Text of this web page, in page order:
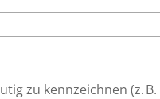
zu kennzeichnen (z. B.